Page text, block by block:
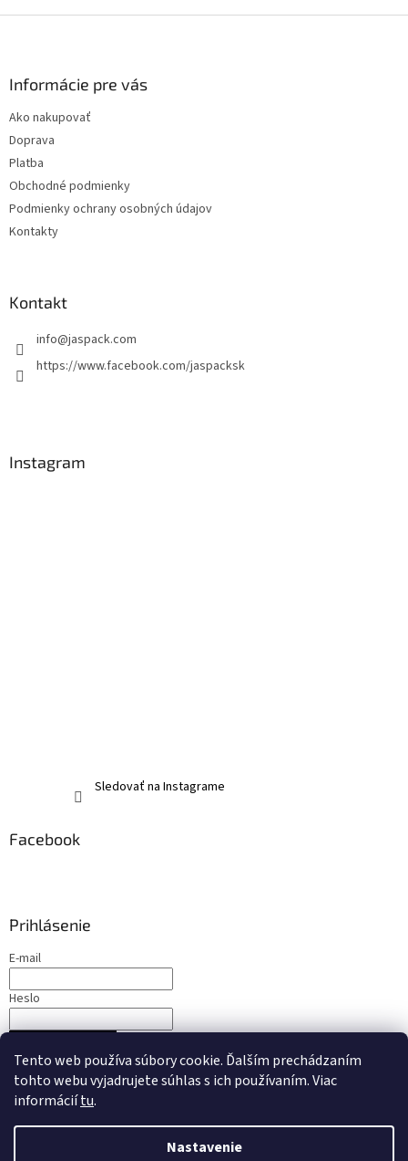
Tento web používa súbory cookie. Ďalším prechádzaním
tohto webu vyjadrujete súhlas s ich používaním. Viac
informáciítu.
Nastavenie
Informácie pre vás
Ako nakupovať
Doprava
Platba
Obchodné podmienky
Podmienky ochrany osobných údajov
Kontakty
Kontakt
info@jaspack.com
https://www.facebook.com/jaspacksk
Instagram
Sledovať na Instagrame
Facebook
Prihlásenie
E-mail
Heslo
Nová registrácia Zabudnuté heslo
Vytvoril Shoptet